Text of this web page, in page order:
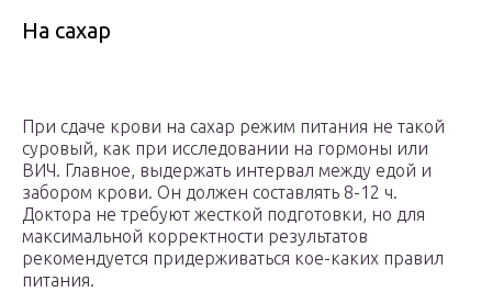
На сахар
При сдаче крови на сахар режим питания не такой
суровый, как при исследовании на гормоны или
ВИЧ. Главное, выдержать интервал между едой и
забором крови. Он должен составлять 8-12 ч.
Доктора не требуют жесткой подготовки, но для
максимальной корректности результатов
рекомендуется придерживаться кое-каких правил
питания.